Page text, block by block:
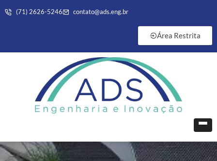
(71) 2626-5246 contato@ads.eng.br
Área Restrita